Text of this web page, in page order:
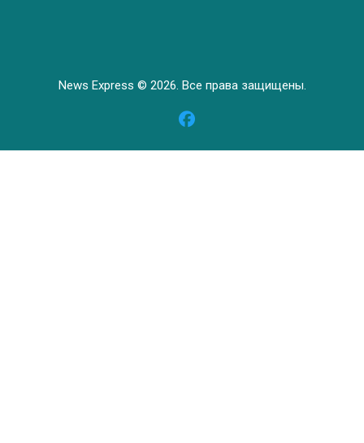
News Express © 2026. Все права защищены.